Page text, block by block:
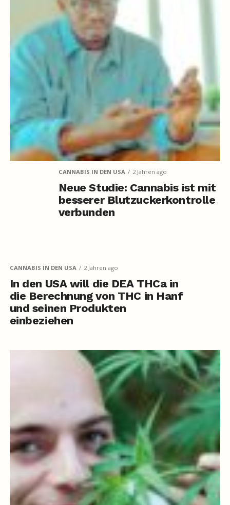
CANNABIS IN DEN USA 2 Jahren ago
Neue Studie: Cannabis ist mit
besserer Blutzuckerkontrolle
verbunden
CANNABIS IN DEN USA 2 Jahren ago
In den USA will die DEA THCa in
die Berechnung von THC in Hanf
und seinen Produkten
einbeziehen